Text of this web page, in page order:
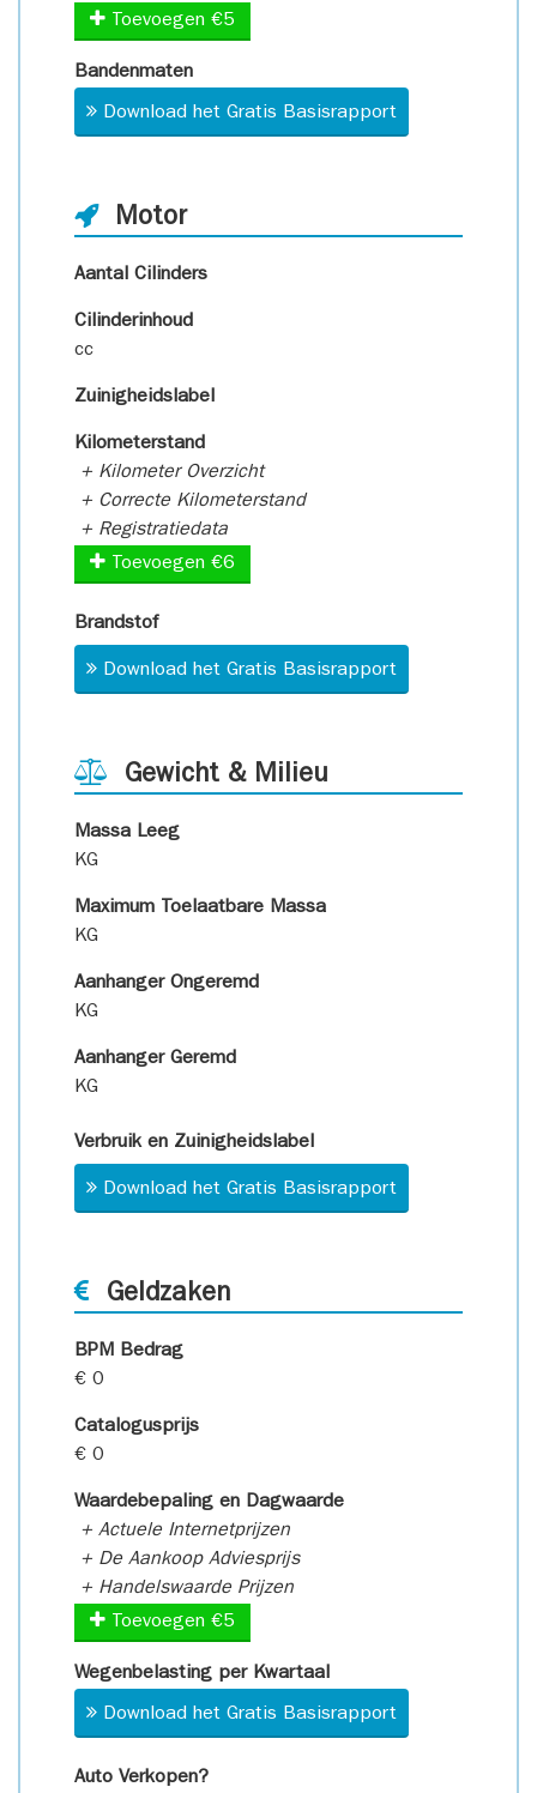
Toevoegen €5
Bandenmaten
Download het Gratis Basisrapport
Motor
Aantal Cilinders
Cilinderinhoud
cc
Zuinigheidslabel
Kilometerstand
+ Kilometer Overzicht
+ Correcte Kilometerstand
+ Registratiedata
Toevoegen €6
Brandstof
Download het Gratis Basisrapport
Gewicht & Milieu
Massa Leeg
KG
Maximum Toelaatbare Massa
KG
Aanhanger Ongeremd
KG
Aanhanger Geremd
KG
Verbruik en Zuinigheidslabel
Download het Gratis Basisrapport
Geldzaken
BPM Bedrag
€ 0
Catalogusprijs
€ 0
Waardebepaling en Dagwaarde
+ Actuele Internetprijzen
+ De Aankoop Adviesprijs
+ Handelswaarde Prijzen
Toevoegen €5
Wegenbelasting per Kwartaal
Download het Gratis Basisrapport
Auto Verkopen?